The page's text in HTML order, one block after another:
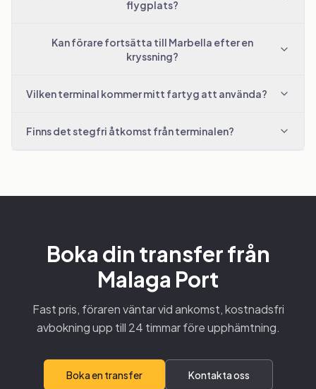
flygplats?
Kan förare fortsätta till Marbella efter en
kryssning?
Vilken terminal kommer mitt fartyg att använda?
Finns det stegfri åtkomst från terminalen?
Boka din transfer från
Malaga Port
Fast pris, föraren väntar vid ankomst, kostnadsfri
avbokning upp till 24 timmar före upphämtning.
Boka en transfer Kontakta oss